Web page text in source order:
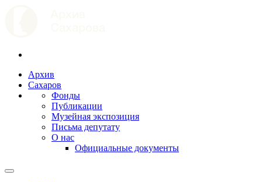
Архив
Сахаров
Фонды
Публикации
Музейная экспозиция
Письма депутату
О нас
Официальные документы